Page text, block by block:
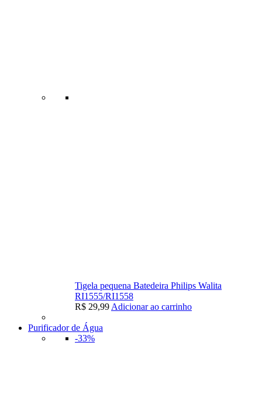
Tigela pequena Batedeira Philips Walita
RI1555/RI1558
R$ 29,99 Adicionar ao carrinho
Purificador de Água
-33%